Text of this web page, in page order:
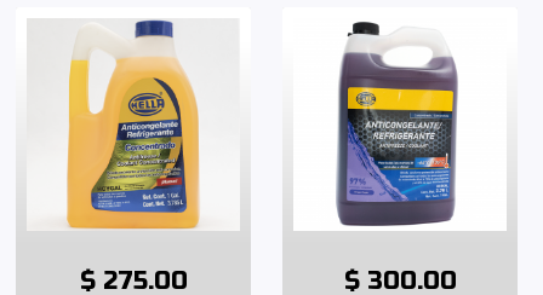
$ 275.00 $ 300.00